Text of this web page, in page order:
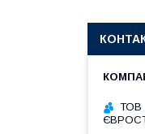
ТОВ